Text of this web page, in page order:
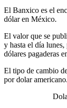
El Banxico es el
dólar en México.
El valor que se
y hasta el día
dólares pagaderas
El tipo de cambio
por dolar americano.